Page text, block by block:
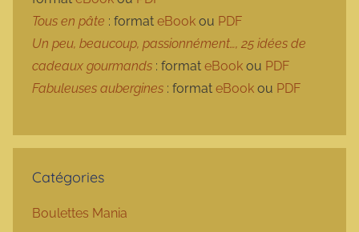
Tous en pâte : format eBook ou PDF
Un peu, beaucoup, passionnément…, 25 idées de
cadeaux gourmands : format eBook ou PDF
Fabuleuses aubergines : format eBook ou PDF
Catégories
Boulettes Mania